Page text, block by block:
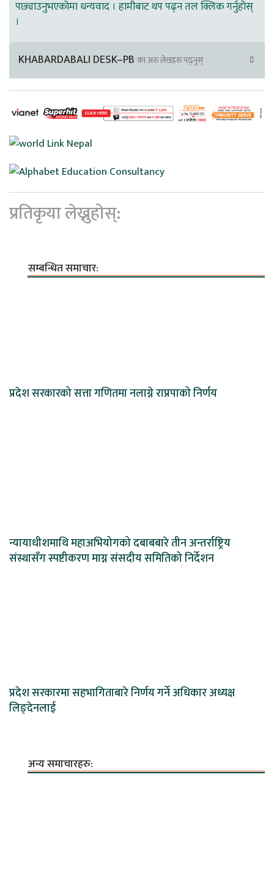
पछ्याउनुभएकोमा धन्यवाद । हामीबाट थप पढ्न तल क्लिक गर्नुहोस्
।
KHABARDABALI DESK–PB का अरु लेखहरु पढ्नुस्
प्रतिकृया लेख्नुहोस्:
सम्बन्धित समाचार:
प्रदेश सरकारको सत्ता गणितमा नलाग्ने राप्रपाको निर्णय
न्यायाधीशमाथि महाअभियोगको दबाबबारे तीन अन्तर्राष्ट्रिय
संस्थासँग स्पष्टीकरण माग्न संसदीय समितिको निर्देशन
प्रदेश सरकारमा सहभागिताबारे निर्णय गर्ने अधिकार अध्यक्ष
लिङ्देनलाई
अन्य समाचारहरु: